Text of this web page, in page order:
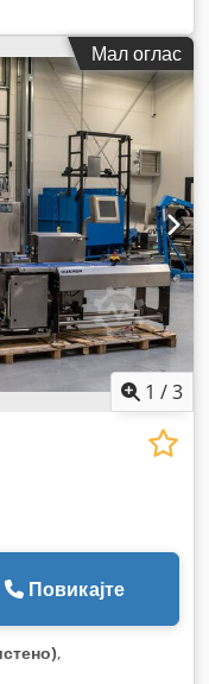
Мал оглас
1 /3
Повикајте
,